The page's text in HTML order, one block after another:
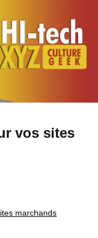
vos sites
marchands